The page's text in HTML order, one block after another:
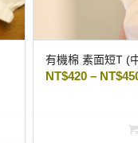
有機棉 素面短T (
NT$420– NT$